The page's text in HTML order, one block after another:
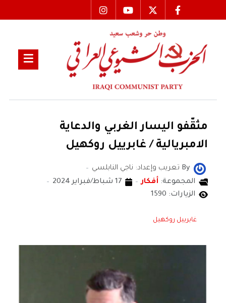
مثقّفو اليسار الغربي والدعاية
الامبريالية / غابرييل روكهيل
By تعريب وإعداد: ناجي النابلسي
المجموعة: أفكار
17 شباط/فبراير 2024
الزيارات: 1590
غابرييل روكهيل